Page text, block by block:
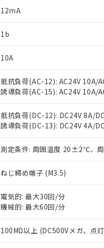
12mA
1b
10A
抵抗負荷(AC-12): AC24V 10A/
誘導負荷(AC-15): AC24V 10A/
抵抗負荷(DC-12): DC24V 8A/
誘導負荷(DC-13): DC24V 4A/
測定条件: 周囲温度 20±2℃、
ねじ締め端子 (M3.5)
電気的: 最大30回/分
機械的: 最大60回/分
100MΩ以上 (DC500Vメガ、点
正式な納期状況および
当社販売員にご相談く
オムロン制御機器販売
在庫状況および標準価
す。
マイパーツ機能（部品
ている必要があります。
が、当社の製品・サー
さい。
※当社の共同利用者と
いる法人を指します。
*EU RoHS指令（10物質）：
六価クロム(Cr(Ⅵ)) 1000ppm以下、
但し、RoHS指令で産業用監視およ
フタル酸エステル類の４物質につい
※2 対応予定月
部品在庫の切り替え状況な
※3 非含有証明書ダウン
EU RoHS指令（10物質）の
51物質の非含有証明書（当社
※本証明書は発行日時点で非
また、RoHS指令のフタル
混在することから備考欄に
既に当社にて対応品への
「×」：最大均質材料含有
「－」：未確認です。当社
Pb(鉛) :1000ppm、 Hg(水銀) :
DBP(フタル酸ジブチル) : 1000ppm
※2 環境保護使用期限
「ｅ」：有害物質（10物質
「10」：通常の使用状況下
味します。
「－」：未確認です。当社
う）を輸出または国外
置等に一切使用いたし
当社は、貴社製品を第
また当社は、販売先お
たしません。
記
説明
△ 一定数には満たな
－
在庫なし(最新の
機器販売店・当社
空
白
受注生産機種、ま